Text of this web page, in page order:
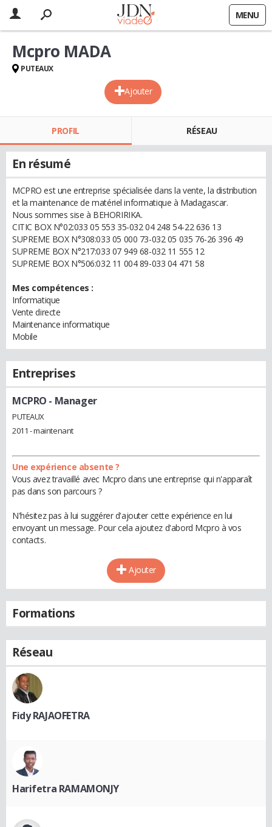
MENU
Ajouter
Mcpro MADA
PUTEAUX
PROFIL RÉSEAU
En résumé
MCPRO est une entreprise spécialisée dans la vente, la distribution
et la maintenance de matériel informatique à Madagascar.
Nous sommes sise à BEHORIRIKA.
CITIC BOX N°02:033 05 553 35-032 04 248 54-22 636 13
SUPREME BOX N°308:033 05 000 73-032 05 035 76-26 396 49
SUPREME BOX N°217:033 07 949 68-032 11 555 12
SUPREME BOX N°506:032 11 004 89-033 04 471 58
Mes compétences :
Informatique
Vente directe
Maintenance informatique
Mobile
Entreprises
MCPRO - Manager
PUTEAUX
2011 - maintenant
Une expérience absente ?
Vous avez travaillé avec Mcpro dans une entreprise qui n'apparaît
pas dans son parcours ?
N'hésitez pas à lui suggérer d'ajouter cette expérience en lui
envoyant un message. Pour cela ajoutez d'abord Mcpro à vos
contacts.
Ajouter
Formations
Réseau
Fidy RAJAOFETRA
Harifetra RAMAMONJY